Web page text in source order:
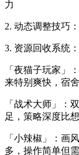
力
2. 动态调整技巧
3. 资源回收系统
「夜猫子玩家」
来特别爽快，宿
「战术大师」：
足，策略深度比
「小辣椒」：画
多，操作简单但